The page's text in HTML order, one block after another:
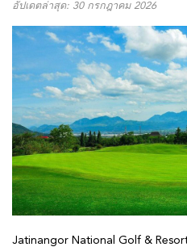
อัปเดตล่าสุด: 30 กรกฎาคม 2026
Jatinangor National Golf &